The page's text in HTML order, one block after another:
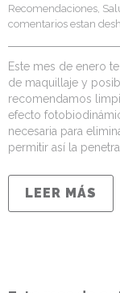
Recomendaciones,
comentarios estan
Este mes de enero
de maquillaje y
recomendamos
efecto
necesaria para
permitir así la
LEER MÁS